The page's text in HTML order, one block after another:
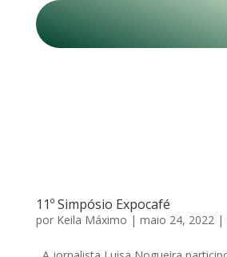
11º Simpósio Expocafé
por Keila Máximo | maio 24, 2022|